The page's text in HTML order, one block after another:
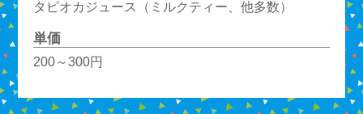
タピオカジュース（ミルクティー、他多数）
単価
200～300円